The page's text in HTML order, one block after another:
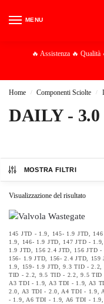
MENU
🔥 Assistenza 🔥 Qualità
Home / Componenti Sciolte /
DAILY - 3.0
MOSTRA FILTRI
Visualizzazione del risultato
145 JTD - 1.9 145- 1.9 JTD
1.9
146- 1.9 JTD 147 JTD - 1.9
1.9 JTD
156 2.4 JTD 156 JTD -
156- 1.9 JTD
156- 2.4 JTD
159
1.9
159- 1.9 JTD ,9.3 TID - 2.2
TID - 2.2
9.5 TID - 2.2 ,9.5 TID
A3 TDI - 1.9
A3 TDI - 1.9
A3
2.0
A3 TDI - 2.0 A4 TDI - 1.9
- 1.9
A6 TDI - 1.9 A6 TDI - 1.9